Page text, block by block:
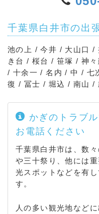
千葉県白井市の出
池の上 / 今井 / 大山口 /
き台 / 桜台 / 笹塚 / 神
/ 十余一 / 名内 / 中 / 七
復 / 冨士 / 堀込 / 南山 /
かぎのトラブ
お電話ください
千葉県白井市は、数
や三十祭り、他には
光スポットなどを有
す。
人の多い観光地など